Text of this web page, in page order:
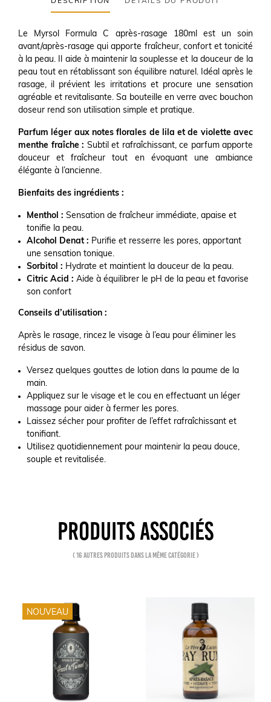
Le Myrsol Formula C après-rasage 180ml est un soin
avant/après-rasage qui apporte fraîcheur, confort et tonicité
à la peau. Il aide à maintenir la souplesse et la douceur de la
peau tout en rétablissant son équilibre naturel. Idéal après le
rasage, il prévient les irritations et procure une sensation
agréable et revitalisante. Sa bouteille en verre avec bouchon
doseur rend son utilisation simple et pratique.
Parfum léger aux notes florales de lila et de violette avec
menthe fraîche : Subtil et rafraîchissant, ce parfum apporte
douceur et fraîcheur tout en évoquant une ambiance
élégante à l’ancienne.
Bienfaits des ingrédients :
Menthol : Sensation de fraîcheur immédiate, apaise et
tonifie la peau.
Alcohol Denat : Purifie et resserre les pores, apportant
une sensation tonique.
Sorbitol : Hydrate et maintient la douceur de la peau.
Citric Acid : Aide à équilibrer le pH de la peau et favorise
son confort
Conseils d’utilisation :
Après le rasage, rincez le visage à l’eau pour éliminer les
résidus de savon.
Versez quelques gouttes de lotion dans la paume de la
main.
Appliquez sur le visage et le cou en effectuant un léger
massage pour aider à fermer les pores.
Laissez sécher pour profiter de l’effet rafraîchissant et
tonifiant.
Utilisez quotidiennement pour maintenir la peau douce,
souple et revitalisée.
PRODUITS ASSOCIÉS
( 16 autres produits dans la même catégorie )
NOUVEAU